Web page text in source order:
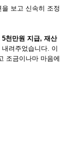
보고 신속히 조정
천만원 지급, 재산
내려주었습니다. 이
조금이나마 마음에